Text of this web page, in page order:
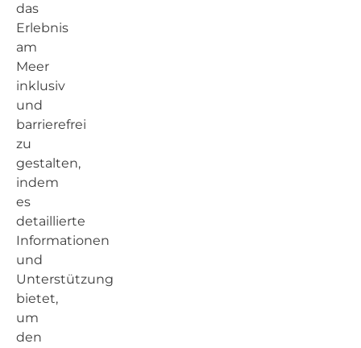
das
Erlebnis
am
Meer
inklusiv
und
barrierefrei
zu
gestalten,
indem
es
detaillierte
Informationen
und
Unterstützung
bietet,
um
den